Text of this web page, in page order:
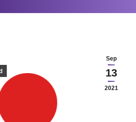
Sep
13
2021